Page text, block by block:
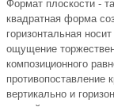
Формат плоскости -
квадратная форма
горизонтальная
ощущение
композиционного
вертикально и